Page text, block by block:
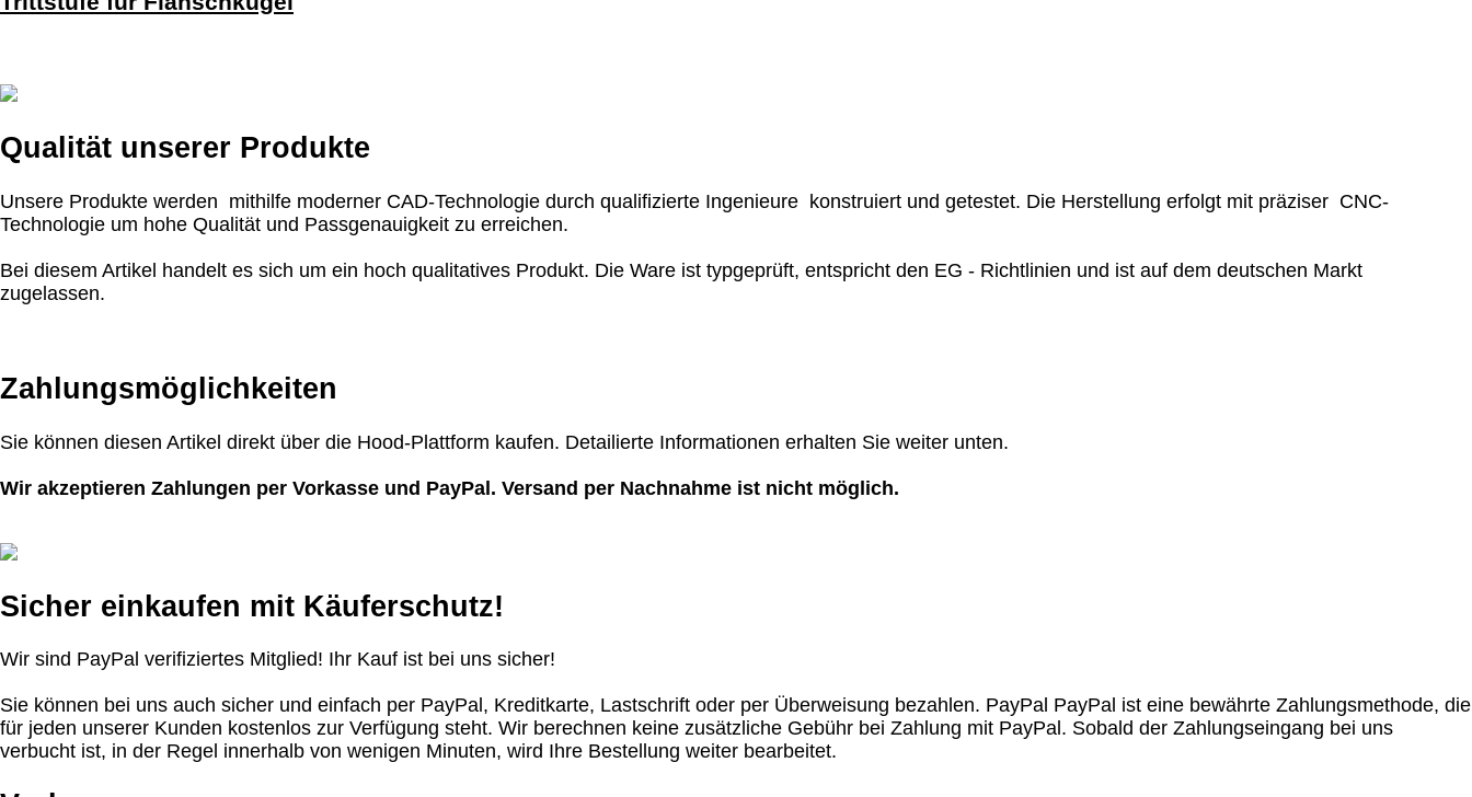
Qualität unserer Produkte
Unsere Produkte werden mithilfe moderner CAD-Technologie durch qualifizierte Ingenieure konstruiert und getestet. Die Herstellung erfolgt mit präziser CNC-
Technologie um hohe Qualität und Passgenauigkeit zu erreichen.
Bei diesem Artikel handelt es sich um ein hoch qualitatives Produkt. Die Ware ist typgeprüft, entspricht den EG - Richtlinien und ist auf dem deutschen Markt
zugelassen.
Zahlungsmöglichkeiten
Sie können diesen Artikel direkt über die Hood-Plattform kaufen. Detailierte Informationen erhalten Sie weiter unten.
Wir akzeptieren Zahlungen per Vorkasse und PayPal. Versand per Nachnahme ist nicht möglich.
Sicher einkaufen mit Käuferschutz!
Wir sind PayPal verifiziertes Mitglied! Ihr Kauf ist bei uns sicher!
Sie können bei uns auch sicher und einfach per PayPal, Kreditkarte, Lastschrift oder per Überweisung bezahlen. PayPal PayPal ist eine bewährte Zahlungsmethode, die
für jeden unserer Kunden kostenlos zur Verfügung steht. Wir berechnen keine zusätzliche Gebühr bei Zahlung mit PayPal. Sobald der Zahlungseingang bei uns
verbucht ist, in der Regel innerhalb von wenigen Minuten, wird Ihre Bestellung weiter bearbeitet.